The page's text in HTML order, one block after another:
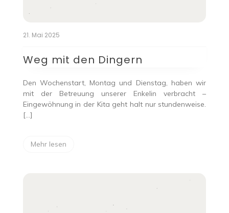
21. Mai 2025
Weg mit den Dingern
Den Wochenstart, Montag und Dienstag, haben wir
mit der Betreuung unserer Enkelin verbracht –
Eingewöhnung in der Kita geht halt nur stundenweise.
[…]
Mehr lesen